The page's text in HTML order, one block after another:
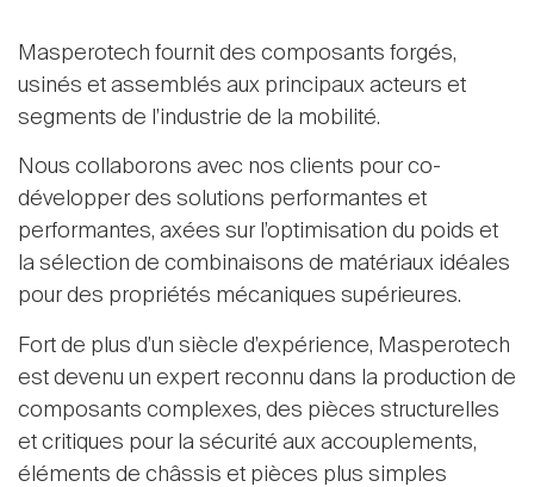
Masperotech fournit des composants forgés,
usinés et assemblés aux principaux acteurs et
segments de l’industrie de la mobilité.
Nous collaborons avec nos clients pour co-
développer des solutions performantes et
performantes, axées sur l’optimisation du poids et
la sélection de combinaisons de matériaux idéales
pour des propriétés mécaniques supérieures.
Fort de plus d’un siècle d’expérience, Masperotech
est devenu un expert reconnu dans la production de
composants complexes, des pièces structurelles
et critiques pour la sécurité aux accouplements,
éléments de châssis et pièces plus simples